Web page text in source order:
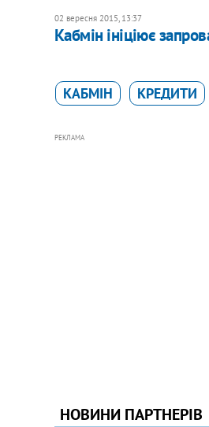
02 вересня 2015, 13:37
Кабмін ініціює
КАБМІН КРЕДИТИ
РЕКЛАМА